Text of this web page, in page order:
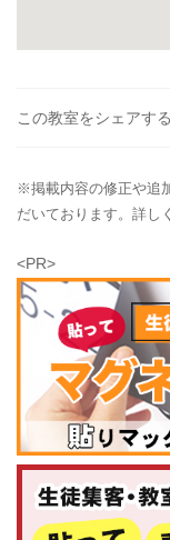
この教室をシェアする
※掲載内容の修正や追
だいております。詳し
<PR>